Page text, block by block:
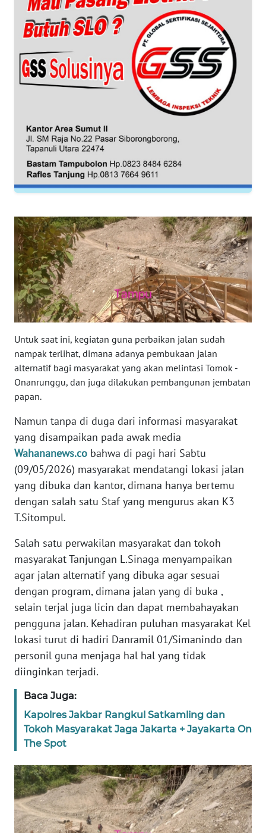
Untuk saat ini, kegiatan guna perbaikan jalan sudah
nampak terlihat, dimana adanya pembukaan jalan
alternatif bagi masyarakat yang akan melintasi Tomok -
Onanrunggu, dan juga dilakukan pembangunan jembatan
papan.
Namun tanpa di duga dari informasi masyarakat
yang disampaikan pada awak media
Wahananews.co bahwa di pagi hari Sabtu
(09/05/2026) masyarakat mendatangi lokasi jalan
yang dibuka dan kantor, dimana hanya bertemu
dengan salah satu Staf yang mengurus akan K3
T.Sitompul.
Salah satu perwakilan masyarakat dan tokoh
masyarakat Tanjungan L.Sinaga menyampaikan
agar jalan alternatif yang dibuka agar sesuai
dengan program, dimana jalan yang di buka ,
selain terjal juga licin dan dapat membahayakan
pengguna jalan. Kehadiran puluhan masyarakat Kel
lokasi turut di hadiri Danramil 01/Simanindo dan
personil guna menjaga hal hal yang tidak
diinginkan terjadi.
Baca Juga:
Kapolres Jakbar Rangkul Satkamling dan
Tokoh Masyarakat Jaga Jakarta + Jayakarta On
The Spot
WN
SULTRA
WN
NTB
WN
SULBAR
WN
BABEL
WN
SUMBAR
WN
SUMSEL
WN
WN
LAMPUNG
WN
NUSANTARA
WN
JOGJA
JATIM
WN
BALI
WN
KALBAR
WN
KALTENG
WN
KALTARA
KALSEL
WN
KALTIM